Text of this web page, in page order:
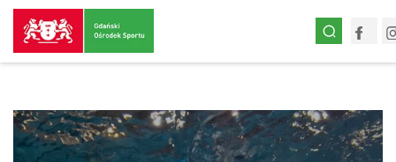
Przejdź
Przejdź
do
strony